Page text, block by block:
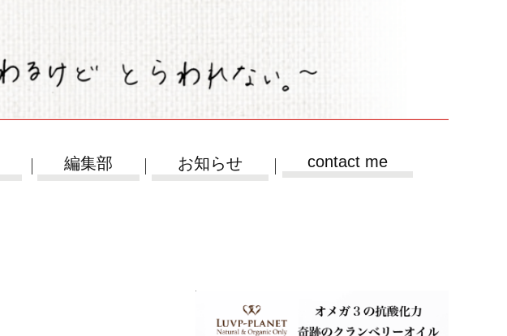
編集部 お知らせ contact me